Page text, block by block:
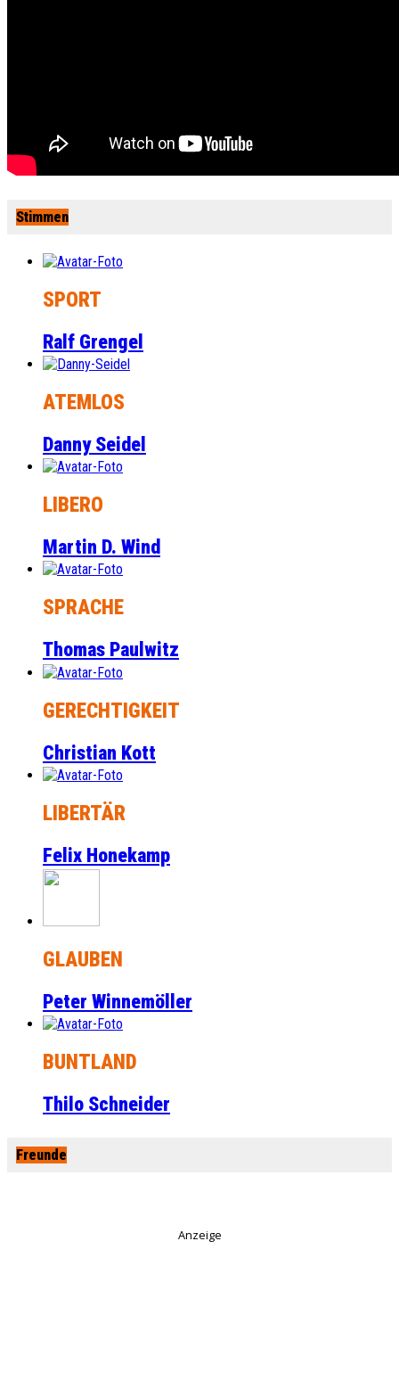
Stimmen
SPORT
Ralf Grengel
ATEMLOS
Danny Seidel
LIBERO
Martin D. Wind
SPRACHE
Thomas Paulwitz
GERECHTIGKEIT
Christian Kott
LIBERTÄR
Felix Honekamp
GLAUBEN
Peter Winnemöller
BUNTLAND
Thilo Schneider
Freunde
Anzeige